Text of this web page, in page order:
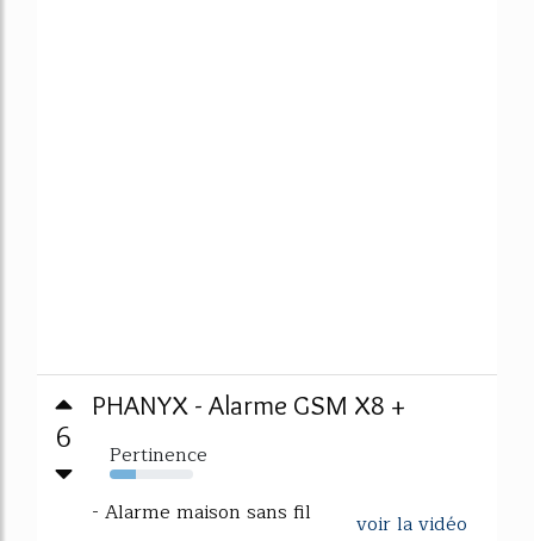
6
PHANYX - Alarme GSM X8 +
Pertinence
32%
voir la vidéo
- Alarme maison sans fil